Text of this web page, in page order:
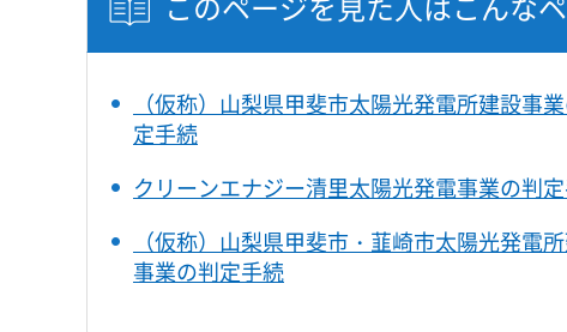
（仮称）山梨県甲斐市太陽光発電所建設事
定手続
クリーンエナジー清里太陽光発電事業の判
（仮称）山梨県甲斐市・韮崎市太陽光発電
事業の判定手続